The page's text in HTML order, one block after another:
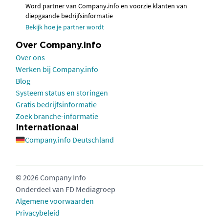
Word partner van Company.info en voorzie klanten van
diepgaande bedrijfsinformatie
Bekijk hoe je partner wordt
Over Company.info
Over ons
Werken bij Company.info
Blog
Systeem status en storingen
Gratis bedrijfsinformatie
Zoek branche-informatie
Internationaal
Company.info Deutschland
© 2026 Company Info
Onderdeel van FD Mediagroep
Algemene voorwaarden
Privacybeleid